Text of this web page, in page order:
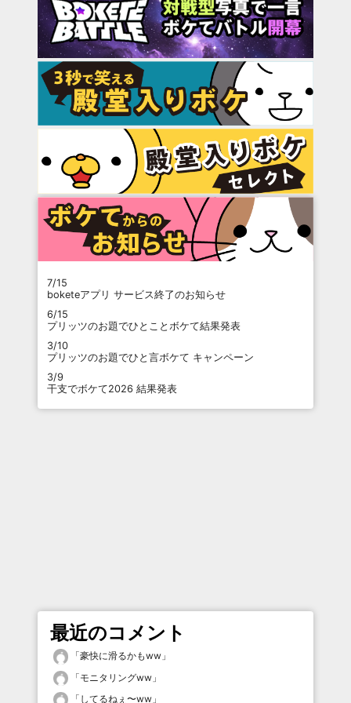
7/15
boketeアプリ サービス終了のお知らせ
6/15
プリッツのお題でひとことボケて結果発表
3/10
プリッツのお題でひと言ボケて キャンペーン
3/9
干支でボケて2026 結果発表
最近のコメント
「豪快に滑るかもww 」
「モニタリングww 」
「 してるねぇ〜ww 」